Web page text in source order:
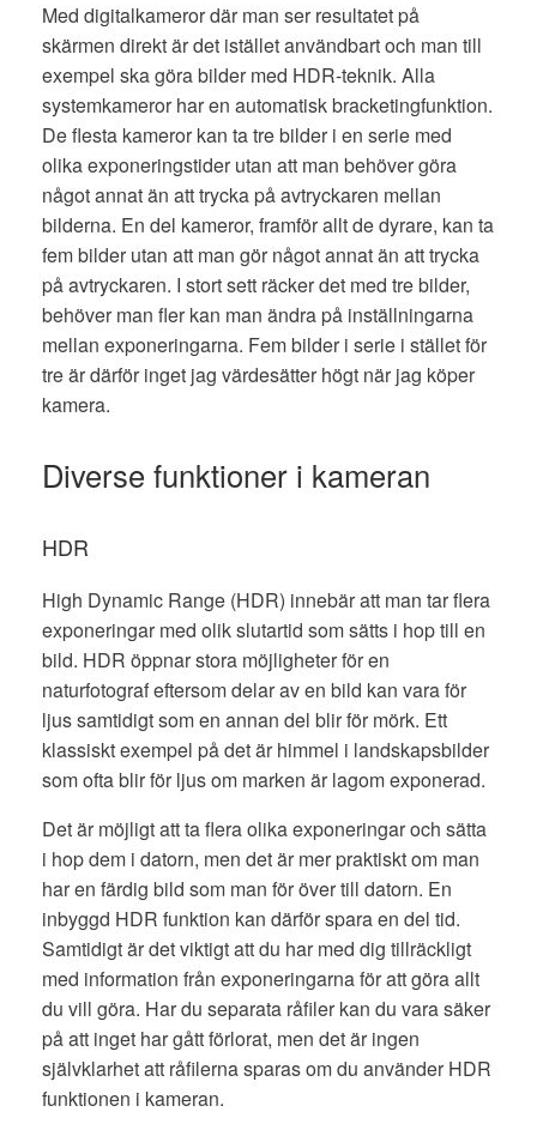
Med digitalkameror där man ser resultatet på
skärmen direkt är det istället användbart och man till
exempel ska göra bilder med HDR-teknik. Alla
systemkameror har en automatisk bracketingfunktion.
De flesta kameror kan ta tre bilder i en serie med
olika exponeringstider utan att man behöver göra
något annat än att trycka på avtryckaren mellan
bilderna. En del kameror, framför allt de dyrare, kan ta
fem bilder utan att man gör något annat än att trycka
på avtryckaren. I stort sett räcker det med tre bilder,
behöver man fler kan man ändra på inställningarna
mellan exponeringarna. Fem bilder i serie i stället för
tre är därför inget jag värdesätter högt när jag köper
kamera.
Diverse funktioner i kameran
HDR
High Dynamic Range (HDR) innebär att man tar flera
exponeringar med olik slutartid som sätts i hop till en
bild. HDR öppnar stora möjligheter för en
naturfotograf eftersom delar av en bild kan vara för
ljus samtidigt som en annan del blir för mörk. Ett
klassiskt exempel på det är himmel i landskapsbilder
som ofta blir för ljus om marken är lagom exponerad.
Det är möjligt att ta flera olika exponeringar och sätta
i hop dem i datorn, men det är mer praktiskt om man
har en färdig bild som man för över till datorn. En
inbyggd HDR funktion kan därför spara en del tid.
Samtidigt är det viktigt att du har med dig tillräckligt
med information från exponeringarna för att göra allt
du vill göra. Har du separata råfiler kan du vara säker
på att inget har gått förlorat, men det är ingen
självklarhet att råfilerna sparas om du använder HDR
funktionen i kameran.